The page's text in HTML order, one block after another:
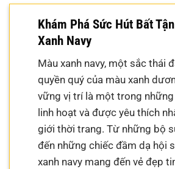
Khám Phá Sức Hút Bất
Xanh Navy
Màu xanh navy, một sắc thái
quyền quý của màu xanh
vững vị trí là một trong
linh hoạt và được yêu thích
giới thời trang. Từ những bộ
đến những chiếc đầm dạ hội
xanh navy mang đến vẻ đẹp